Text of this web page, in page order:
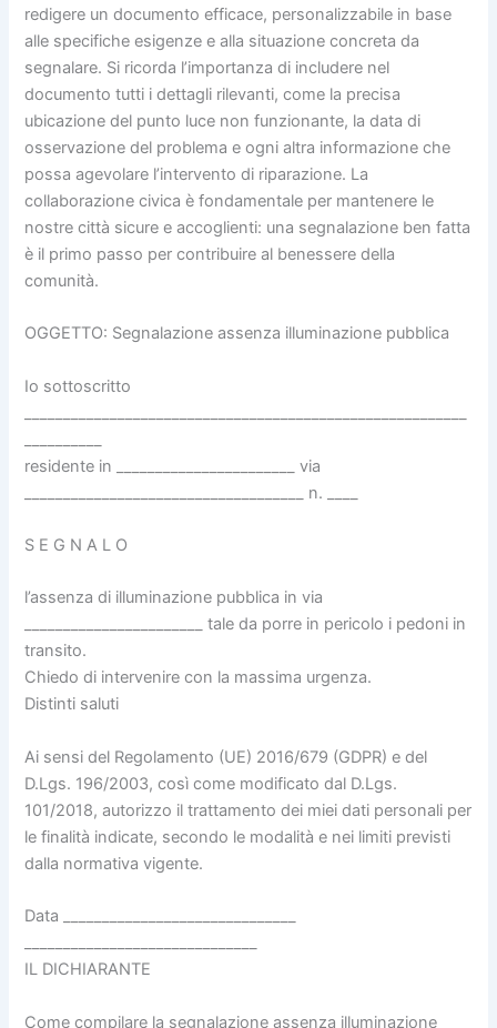
redigere un documento efficace, personalizzabile in base
alle specifiche esigenze e alla situazione concreta da
segnalare. Si ricorda l’importanza di includere nel
documento tutti i dettagli rilevanti, come la precisa
ubicazione del punto luce non funzionante, la data di
osservazione del problema e ogni altra informazione che
possa agevolare l’intervento di riparazione. La
collaborazione civica è fondamentale per mantenere le
nostre città sicure e accoglienti: una segnalazione ben fatta
è il primo passo per contribuire al benessere della
comunità.
OGGETTO: Segnalazione assenza illuminazione pubblica
Io sottoscritto
residente in _______________________ via
____________________________________ n. ____
S E G N A L O
l’assenza di illuminazione pubblica in via
_______________________ tale da porre in pericolo i pedoni in
transito.
Chiedo di intervenire con la massima urgenza.
Distinti saluti
Ai sensi del Regolamento (UE) 2016/679 (GDPR) e del
D.Lgs. 196/2003, così come modificato dal D.Lgs.
101/2018, autorizzo il trattamento dei miei dati personali per
le finalità indicate, secondo le modalità e nei limiti previsti
dalla normativa vigente.
Data ______________________________
IL DICHIARANTE
Come compilare la segnalazione assenza illuminazione